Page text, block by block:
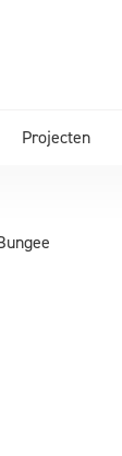
Projecten